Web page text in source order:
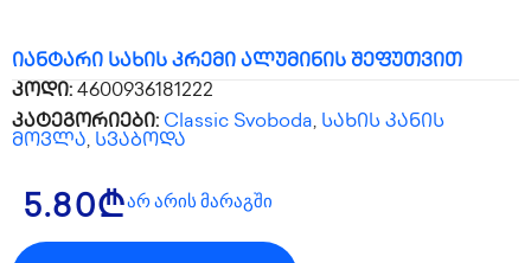
იანტარი სახის კრემი ალუმინის შეფუთვით
კოდი: 4600936181222
კატეგორიები: Classic Svoboda, სახის კანის
მოვლა, სვაბოდა
5.80₾არ არის მარაგში